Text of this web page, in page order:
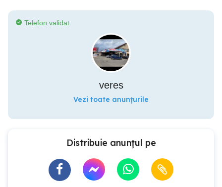
Telefon validat
veres
Vezi toate anunțurile
Distribuie anunțul pe